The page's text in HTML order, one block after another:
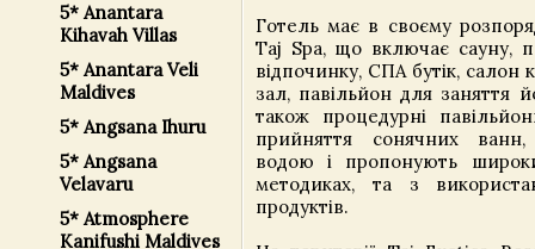
5* Anantara
Kihavah Villas
5* Anantara Veli
Maldives
5* Angsana Ihuru
5* Angsana
Velavaru
5* Atmosphere
Kanifushi Maldives
Готель має в своєму
Taj Spa, що включає сауну,
відпочинку, СПА бутік, салон
зал, павільйон для заняття
також процедурні
прийняття сонячних
водою і пропонують
методиках, та з
продуктів.